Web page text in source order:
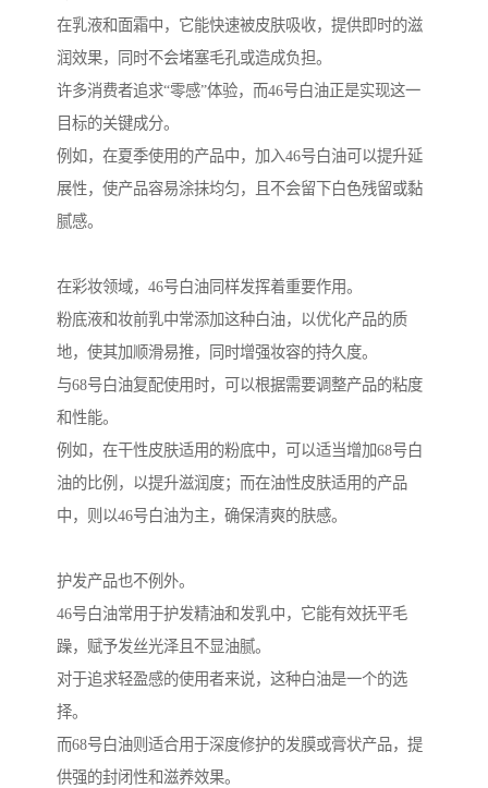
在乳液和面霜中，它能快速被皮肤吸收，提供即时的滋
润效果，同时不会堵塞毛孔或造成负担。
许多消费者追求“零感”体验，而46号白油正是实现这一
目标的关键成分。
例如，在夏季使用的产品中，加入46号白油可以提升延
展性，使产品容易涂抹均匀，且不会留下白色残留或黏
腻感。
在彩妆领域，46号白油同样发挥着重要作用。
粉底液和妆前乳中常添加这种白油，以优化产品的质
地，使其加顺滑易推，同时增强妆容的持久度。
与68号白油复配使用时，可以根据需要调整产品的粘度
和性能。
例如，在干性皮肤适用的粉底中，可以适当增加68号白
油的比例，以提升滋润度；而在油性皮肤适用的产品
中，则以46号白油为主，确保清爽的肤感。
护发产品也不例外。
46号白油常用于护发精油和发乳中，它能有效抚平毛
躁，赋予发丝光泽且不显油腻。
对于追求轻盈感的使用者来说，这种白油是一个的选
择。
而68号白油则适合用于深度修护的发膜或膏状产品，提
供强的封闭性和滋养效果。